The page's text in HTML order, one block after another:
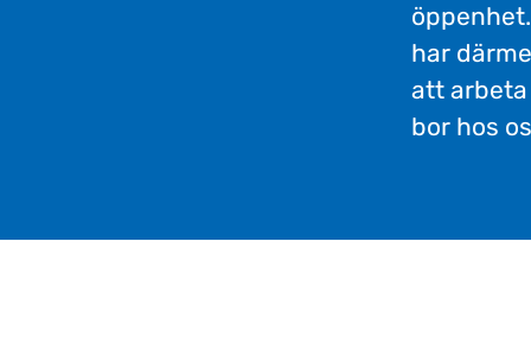
har
att arbeta
bor hos